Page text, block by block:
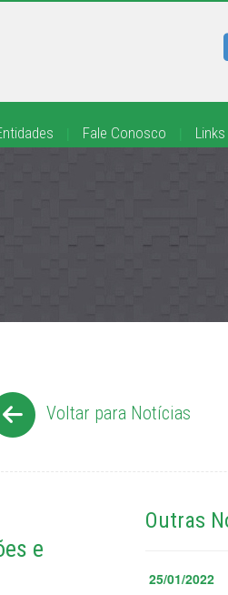
Fale Conosco
Voltar para Notícias
e
Outras
25/01/2022